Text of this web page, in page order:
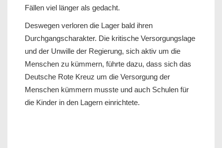
Fällen viel länger als gedacht.
Deswegen verloren die Lager bald ihren
Durchgangscharakter. Die kritische Versorgungslage
und der Unwille der Regierung, sich aktiv um die
Menschen zu kümmern, führte dazu, dass sich das
Deutsche Rote Kreuz um die Versorgung der
Menschen kümmern musste und auch Schulen für
die Kinder in den Lagern einrichtete.